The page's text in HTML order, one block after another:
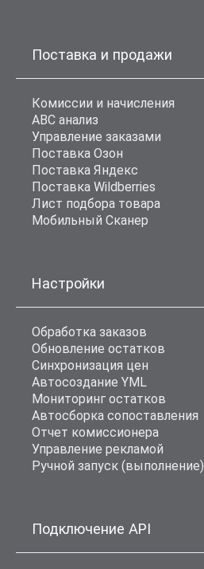
Поставка и продажи
Комиссии и начисления
ABC анализ
Управление заказами
Поставка Озон
Поставка Яндекс
Поставка Wildberries
Лист подбора товара
Мобильный Сканер
Настройки
Обработка заказов
Обновление остатков
Синхронизация цен
Автосоздание YML
Мониторинг остатков
Автосборка сопоставления
Отчет комиссионера
Управление рекламой
Ручной запуск (выполнение)
Подключение API